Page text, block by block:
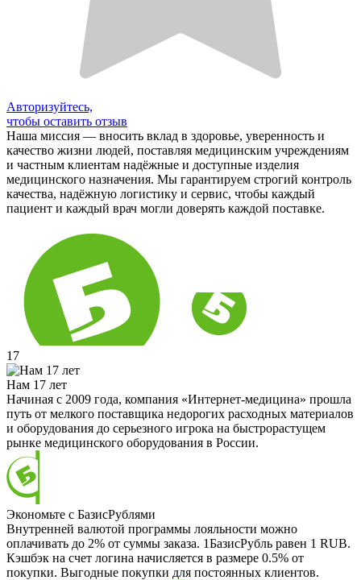
Авторизуйтесь,
чтобы оставить отзыв
Наша миссия — вносить вклад в здоровье, уверенность и
качество жизни людей, поставляя медицинским учреждениям
и частным клиентам надёжные и доступные изделия
медицинского назначения. Мы гарантируем строгий контроль
качества, надёжную логистику и сервис, чтобы каждый
пациент и каждый врач могли доверять каждой поставке.
17
Нам 17 лет
Начиная с 2009 года, компания «Интернет-медицина» прошла
путь от мелкого поставщика недорогих расходных материалов
и оборудования до серьезного игрока на быстрорастущем
рынке медицинского оборудования в России.
Экономьте с БазисРублями
Внутренней валютой программы лояльности можно
оплачивать до 2% от суммы заказа. 1БазисРубль равен 1 RUB.
Кэшбэк на счет логина начисляется в размере 0.5% от
покупки. Выгодные покупки для постоянных клиентов.